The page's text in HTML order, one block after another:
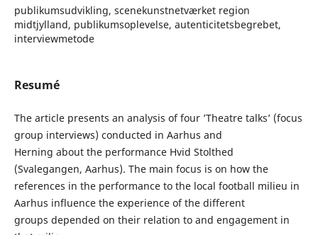
publikumsudvikling, scenekunstnetværket region
midtjylland, publikumsoplevelse, autenticitetsbegrebet,
interviewmetode
Resumé
The article presents an analysis of four ’Theatre talks’ (focus
group interviews) conducted in Aarhus and
Herning about the performance Hvid Stolthed
(Svalegangen, Aarhus). The main focus is on how the
references in the performance to the local football milieu in
Aarhus influence the experience of the different
groups depended on their relation to and engagement in